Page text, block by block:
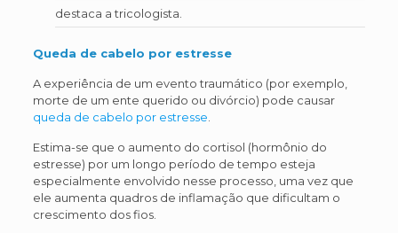
destaca a tricologista.
Queda de cabelo por estresse
A experiência de um evento traumático (por exemplo,
morte de um ente querido ou divórcio) pode causar
queda de cabelo por estresse
Estima-se que o aumento do cortisol (hormônio do
estresse) por um longo período de tempo esteja
especialmente envolvido nesse processo, uma vez que
ele aumenta quadros de inflamação que dificultam o
crescimento dos fios.